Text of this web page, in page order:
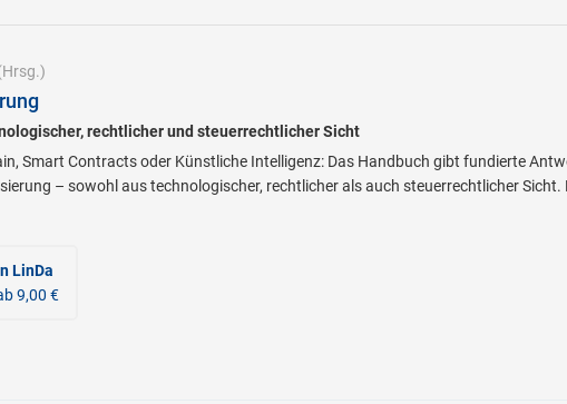
rechtlicher und steuerrechtlicher Sicht
Smart Contracts oder Künstliche Intelligenz: Das Handbuch gibt fundierte
– sowohl aus technologischer, rechtlicher als auch steuerrechtlicher Sicht.
LinDa
9,00 €